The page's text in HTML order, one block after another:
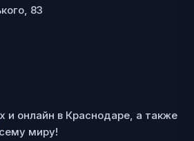
83
и онлайн в Краснодаре, а также
миру!